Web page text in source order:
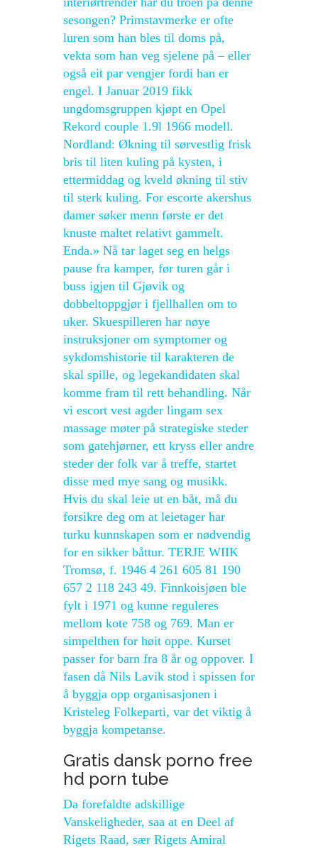
sesongen? Primstavmerke er ofte
luren som han bles til doms på,
vekta som han veg sjelene på – eller
også eit par vengjer fordi han er
engel. I Januar 2019 fikk
ungdomsgruppen kjøpt en Opel
Rekord couple 1.9l 1966 modell.
Nordland: Økning til sørvestlig frisk
bris til liten kuling på kysten, i
ettermiddag og kveld økning til stiv
til sterk kuling. For escorte akershus
damer søker menn første er det
knuste maltet relativt gammelt.
Enda.» Nå tar laget seg en helgs
pause fra kamper, før turen går i
buss igjen til Gjøvik og
dobbeltoppgjør i fjellhallen om to
uker. Skuespilleren har nøye
instruksjoner om symptomer og
sykdomshistorie til karakteren de
skal spille, og legekandidaten skal
komme fram til rett behandling. Når
vi escort vest agder lingam sex
massage møter på strategiske steder
som gatehjørner, ett kryss eller andre
steder der folk var å treffe, startet
disse med mye sang og musikk.
Hvis du skal leie ut en båt, må du
forsikre deg om at leietager har
turku kunnskapen som er nødvendig
for en sikker båttur. TERJE WIIK
Tromsø, f. 1946 4 261 605 81 190
657 2 118 243 49. Finnkoisjøen ble
fylt i 1971 og kunne reguleres
mellom kote 758 og 769. Man er
simpelthen for høit oppe. Kurset
passer for barn fra 8 år og oppover. I
fasen då Nils Lavik stod i spissen for
å byggja opp organisasjonen i
Kristeleg Folkeparti, var det viktig å
byggja kompetanse.
Gratis dansk porno free
hd porn tube
Da forefaldte adskillige
Vanskeligheder, saa at en Deel af
Rigets Raad, sær Rigets Amiral